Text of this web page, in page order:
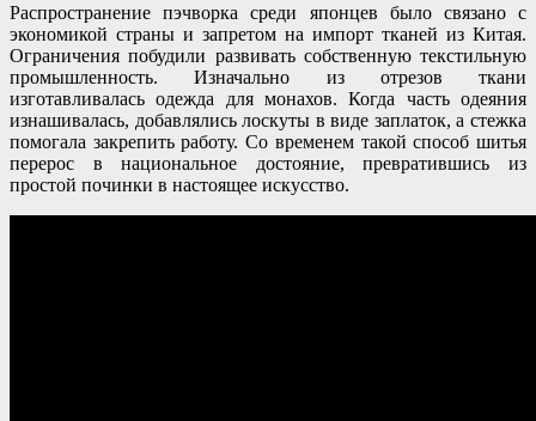
Распространение пэчворка среди японцев было связано с
экономикой страны и запретом на импорт тканей из Китая.
Ограничения побудили развивать собственную текстильную
промышленность. Изначально из отрезов ткани
изготавливалась одежда для монахов. Когда часть одеяния
изнашивалась, добавлялись лоскуты в виде заплаток, а стежка
помогала закрепить работу. Со временем такой способ шитья
перерос в национальное достояние, превратившись из
простой починки в настоящее искусство.